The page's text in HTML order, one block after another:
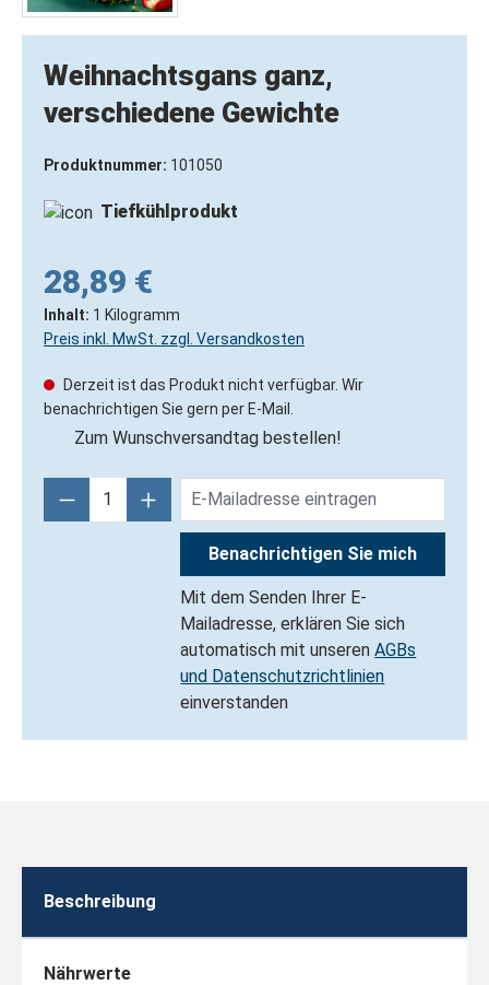
Weihnachtsgans ganz,
verschiedene Gewichte
Produktnummer: 101050
Tiefkühlprodukt
28,89 €
Inhalt: 1 Kilogramm
Preis inkl. MwSt. zzgl. Versandkosten
Derzeit ist das Produkt nicht verfügbar. Wir
benachrichtigen Sie gern per E-Mail.
Zum Wunschversandtag bestellen!
Benachrichtigen Sie mich
Mit dem Senden Ihrer E-
Mailadresse, erklären Sie sich
automatisch mit unserenAGBs
und Datenschutzrichtlinien
einverstanden
Beschreibung
Nährwerte